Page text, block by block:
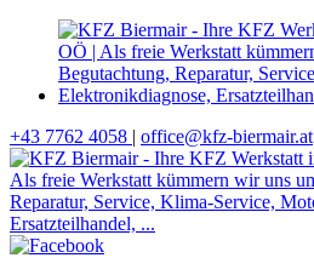
+43 7762 4058 | office@kfz-biermair.at